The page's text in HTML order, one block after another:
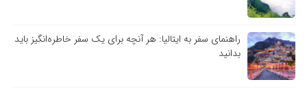
راهنمای سفر به ایتالیا: هر آنچه برای یک سفر خاطره‌انگیز باید
بدانید